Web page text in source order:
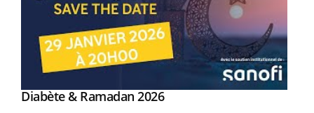
Youtube
Diabète & Ramadan 2026Youtube